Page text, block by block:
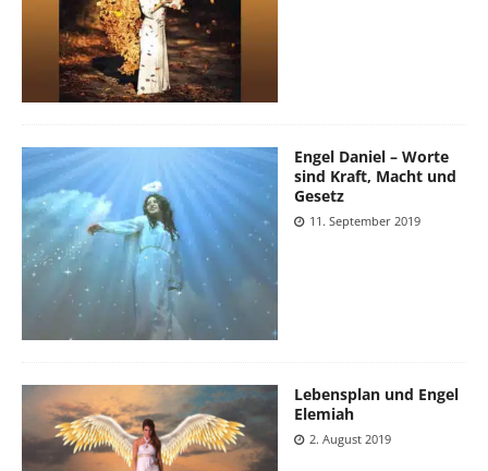
Engel Daniel – Worte
sind Kraft, Macht und
Gesetz
11. September 2019
Lebensplan und Engel
Elemiah
2. August 2019